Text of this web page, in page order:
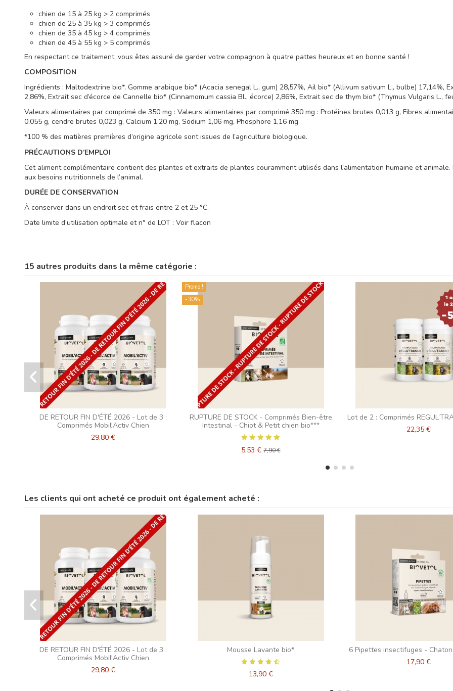
chien de 15 à 25 kg > 2 comprimés
chien de 25 à 35 kg > 3 comprimés
chien de 35 à 45 kg > 4 comprimés
chien de 45 à 55 kg > 5 comprimés
En respectant ce traitement, vous êtes assuré de garder votre compagnon à quatre pattes heureux et en bonne santé !
COMPOSITION
Ingrédients : Maltodextrine bio*, Gomme arabique bio* (Acacia senegal L., gum) 28,57%, Ail bio* (Allivum sativum L., bulbe) 17,14%,
2,86%, Extrait sec d’écorce de Cannelle bio* (Cinnamomum cassia Bl., écorce) 2,86%, Extrait sec de thym bio* (Thymus Vulgaris L.,
Valeurs alimentaires par comprimé de 350 mg : Valeurs alimentaires par comprimé 350 mg : Protéines brutes 0,013 g, Fibres
0,055 g, cendre brutes 0,023 g, Calcium 1,20 mg, Sodium 1,06 mg, Phosphore 1,16 mg.
*100 % des matières premières d’origine agricole sont issues de l’agriculture biologique.
PRÉCAUTIONS D’EMPLOI
Cet aliment complémentaire contient des plantes et extraits de plantes couramment utilisés dans l’alimentation humaine et
aux besoins nutritionnels de l’animal.
DURÉE DE CONSERVATION
À conserver dans un endroit sec et frais entre 2 et 25 °C.
Date limite d’utilisation optimale et n° de LOT : Voir flacon
15 autres produits dans la même catégorie :
DE RETOUR FIN D'ÉTÉ 2026 - Lot de 3 :
Comprimés Mobil'Activ Chien
29,80 €
Promo !
-30%
RUPTURE DE STOCK - Comprimés Bien-être
Intestinal - Chiot & Petit chien bio***
5,53 €7,90 €
Lot de 2 : Comprimés
22,35 €
Les clients qui ont acheté ce produit ont également acheté :
DE RETOUR FIN D'ÉTÉ 2026 - Lot de 3 :
Comprimés Mobil'Activ Chien
29,80 €
Mousse Lavante bio*
13,90 €
6 Pipettes insectifuges -
17,90 €